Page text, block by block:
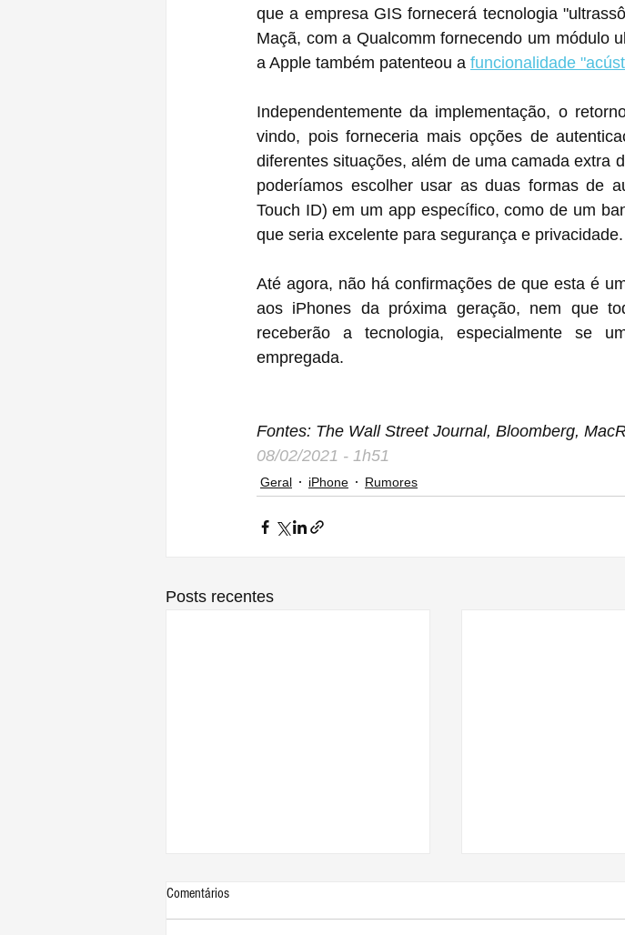
que a empresa GIS fornecerá tecnologia
Maçã, com a Qualcomm fornecendo um módulo
a Apple também patenteou a funcionalidade
Independentemente da implementação, o
vindo, pois forneceria mais opções de
diferentes situações, além de uma camada extra
poderíamos escolher usar as duas formas de
Touch ID) em um app específico, como de um
que seria excelente para segurança e privacidade.
Até agora, não há confirmações de que esta é
aos iPhones da próxima geração, nem que
receberão a tecnologia, especialmente se
empregada.
Fontes: The Wall Street Journal, Bloomberg,
08/02/2021 - 1h51
Geral iPhone Rumores
Posts recentes
Comentários